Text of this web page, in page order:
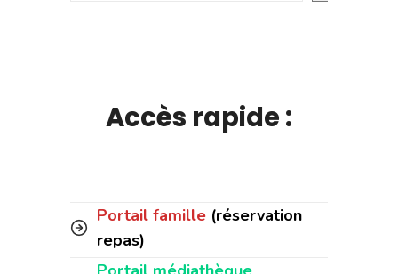
Accès rapide :
Portail famille (réservation
repas)